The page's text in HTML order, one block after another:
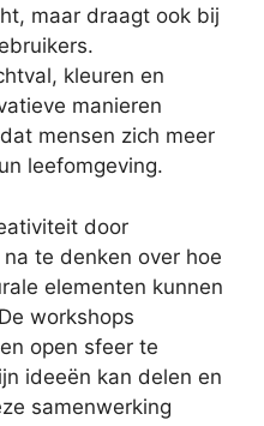
maar draagt ook bij
kleuren en
manieren
mensen zich meer
leefomgeving.
door
te denken over hoe
elementen kunnen
workshops
open sfeer te
ideeën kan delen en
samenwerking